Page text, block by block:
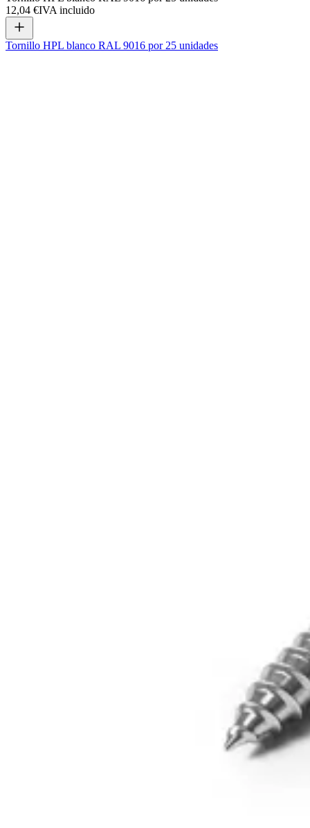
12,04 €IVA incluido
Tornillo HPL blanco RAL 9016 por 25 unidades